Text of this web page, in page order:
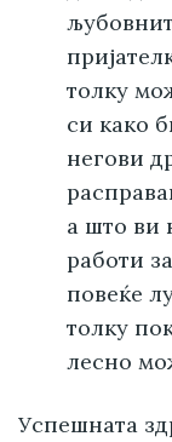
толку
си како
негови
а што ви
работи
повеќе
толку
лесно
Успешната